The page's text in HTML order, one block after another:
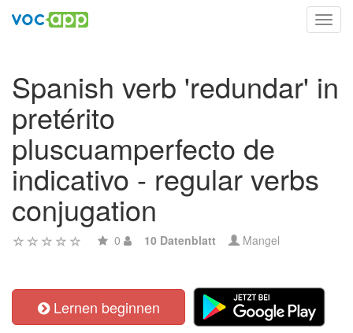
Spanish verb 'redundar' in
pretérito
pluscuamperfecto de
indicativo - regular verbs
conjugation
0 10 Datenblatt Mangel
Lernen beginnen